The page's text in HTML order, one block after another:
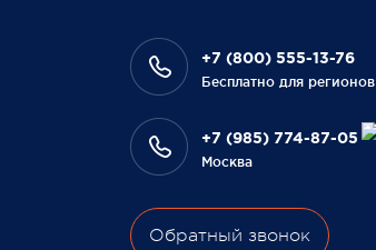
этого года.
Всегда Ваш, Pajero Shop
3 февраля 2022
+7 (800) 555-13-76
Бесплатно для регионов
+7 (985) 774-87-05
Москва
Обратный звонок